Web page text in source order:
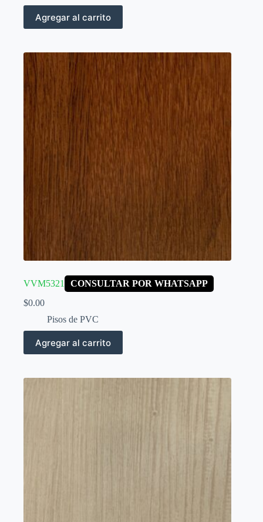
Agregar al carrito
VVM5321
CONSULTAR POR WHATSAPP
$0.00
Pisos de PVC
Agregar al carrito